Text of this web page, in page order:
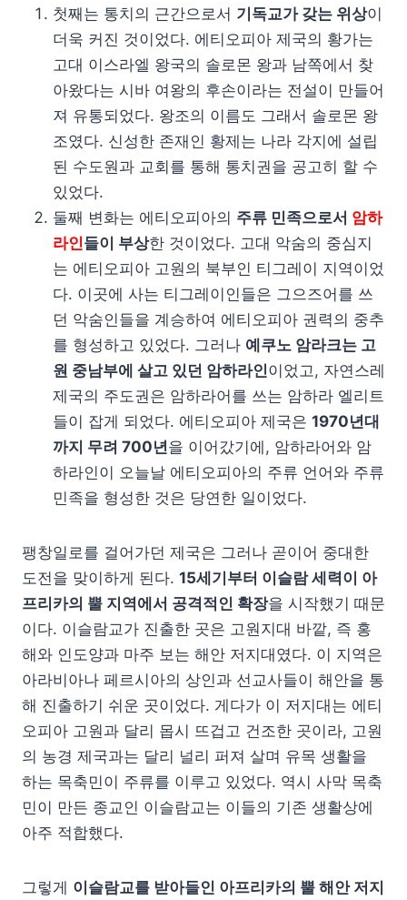
첫째는 통치의 근간으로서 기독교가 갖는 위상이
더욱 커진 것이었다. 에티오피아 제국의 황가는
고대 이스라엘 왕국의 솔로몬 왕과 남쪽에서 찾
아왔다는 시바 여왕의 후손이라는 전설이 만들어
져 유통되었다. 왕조의 이름도 그래서 솔로몬 왕
조였다. 신성한 존재인 황제는 나라 각지에 설립
된 수도원과 교회를 통해 통치권을 공고히 할 수
있었다.
둘째 변화는 에티오피아의 주류 민족으로서 암하
라인들이 부상한 것이었다. 고대 악숨의 중심지
는 에티오피아 고원의 북부인 티그레이 지역이었
다. 이곳에 사는 티그레이인들은 그으즈어를 쓰
던 악숨인들을 계승하여 에티오피아 권력의 중추
를 형성하고 있었다. 그러나 예쿠노 암라크는 고
원 중남부에 살고 있던 암하라인이었고, 자연스레
제국의 주도권은 암하라어를 쓰는 암하라 엘리트
들이 잡게 되었다. 에티오피아 제국은 1970년대
까지 무려 700년을 이어갔기에, 암하라어와 암
하라인이 오늘날 에티오피아의 주류 언어와 주류
민족을 형성한 것은 당연한 일이었다.
팽창일로를 걸어가던 제국은 그러나 곧이어 중대한
도전을 맞이하게 된다. 15세기부터 이슬람 세력이 아
프리카의 뿔 지역에서 공격적인 확장을 시작했기 때문
이다. 이슬람교가 진출한 곳은 고원지대 바깥, 즉 홍
해와 인도양과 마주 보는 해안 저지대였다. 이 지역은
아라비아나 페르시아의 상인과 선교사들이 해안을 통
해 진출하기 쉬운 곳이었다. 게다가 이 저지대는 에티
오피아 고원과 달리 몹시 뜨겁고 건조한 곳이라, 고원
의 농경 제국과는 달리 널리 퍼져 살며 유목 생활을
하는 목축민이 주류를 이루고 있었다. 역시 사막 목축
민이 만든 종교인 이슬람교는 이들의 기존 생활상에
아주 적합했다.
그렇게 이슬람교를 받아들인 아프리카의 뿔 해안 저지